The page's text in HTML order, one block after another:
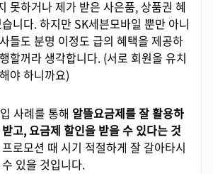
못하거나 제가 받은 사은품, 상품권 혜
니다. 하지만 SK세븐모바일 뿐만 아니
들도 분명 이정도 급의 혜택을 제공하
할꺼라 생각합니다. (서로 회원을 유치
야 하니까요)
사례를 통해 알뜰요금제를 잘 활용하
고, 요금제 할인을 받을 수 있다는 것
로모션 때 시기 적절하게 잘 갈아타시
있을 것입니다.